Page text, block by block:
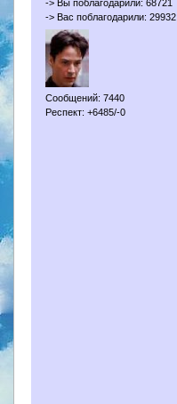
-> Вы поблагодарили: 68721
-> Вас поблагодарили: 29932
Сообщений: 7440
Респект: +6485/-0